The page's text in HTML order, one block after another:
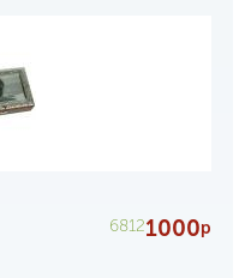
68121000р